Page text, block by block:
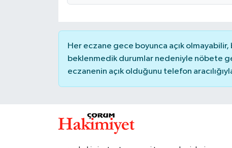
Her eczane gece boyunca açık
beklenmedik durumlar nedeniyle nöbete
eczanenin açık olduğunu telefon